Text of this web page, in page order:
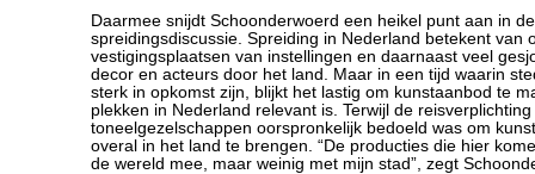
Daarmee snijdt Schoonderwoerd een heikel punt aan in de
spreidingsdiscussie. Spreiding in Nederland betekent van
vestigingsplaatsen van instellingen en daarnaast veel
decor en acteurs door het land. Maar in een tijd waarin
sterk in opkomst zijn, blijkt het lastig om kunstaanbod te
plekken in Nederland relevant is. Terwijl de
toneelgezelschappen oorspronkelijk bedoeld was om
overal in het land te brengen. “De producties die hier
de wereld mee, maar weinig met mijn stad”, zegt